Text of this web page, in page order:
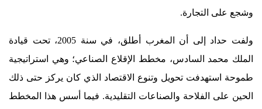
وشجع على التجارة.
ولفت حداد إلى أن المغرب أطلق، في سنة 2005، تحت قيادة
الملك محمد السادس، مخطط الإقلاع الصناعي؛ وهي استراتيجية
طموحة استهدفت تحويل وتنوع الاقتصاد الذي كان يركز حتى ذلك
الحين على الفلاحة والصناعات التقليدية. فيما أسس هذا المخطط